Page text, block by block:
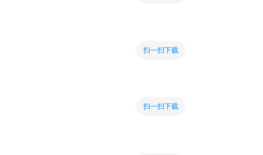
扫一扫下载
扫一扫下载